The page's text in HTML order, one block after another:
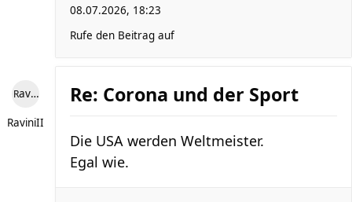
08.07.2026, 18:23
Rufe den Beitrag auf
RaviniII
RaviniII
Re: Corona und der Sport
Die USA werden Weltmeister.
Egal wie.